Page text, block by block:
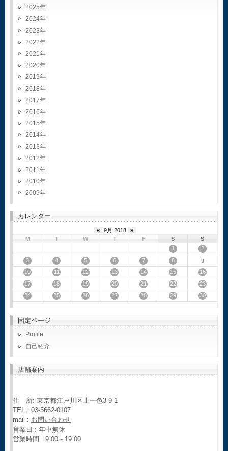
2025
2024
2023
2022
2021
2020
2019
2018
2017
2016
2015
2014
2013
2012
2011
2010
2009
カレンダー
« 9月 2018
»
M
T W T F S
S
1
2
3
4 5 6 7 8
9
10
11 12 13 14 15
16
17
18 19 20 21 22
23
24
25 26 27 28 29 30
固定ページ
Profile
自己紹介
店舗案内
住 所: 東京都江戸川区上一色3-9-1
TEL : 03-5662-0107
mail : お問い合わせ
営業日 : 年中無休
営業時間 : 9:00～19:00